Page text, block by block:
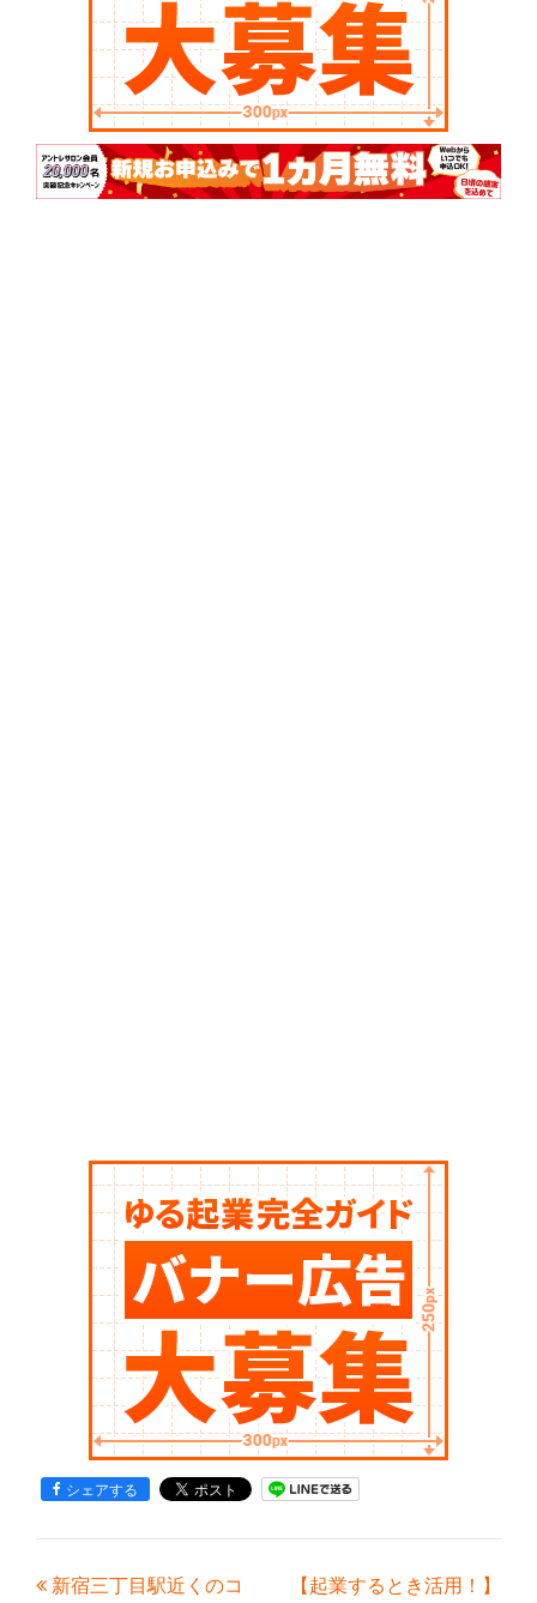
シェアする
新宿三丁目駅近くのコ
【起業するとき活用！】